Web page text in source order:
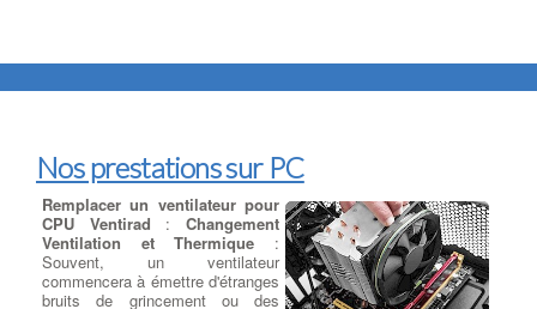
Nos prestations sur PC
Remplacer un ventilateur pour
CPU Ventirad :Changement
Ventilation et Thermique :
Souvent, un ventilateur
commencera à émettre d'étranges
bruits de grincement ou des